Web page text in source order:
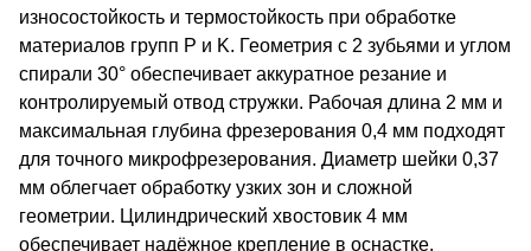
износостойкость и термостойкость при обработке
материалов групп P и K. Геометрия с 2 зубьями и углом
спирали 30° обеспечивает аккуратное резание и
контролируемый отвод стружки. Рабочая длина 2 мм и
максимальная глубина фрезерования 0,4 мм подходят
для точного микрофрезерования. Диаметр шейки 0,37
мм облегчает обработку узких зон и сложной
геометрии. Цилиндрический хвостовик 4 мм
обеспечивает надёжное крепление в оснастке.